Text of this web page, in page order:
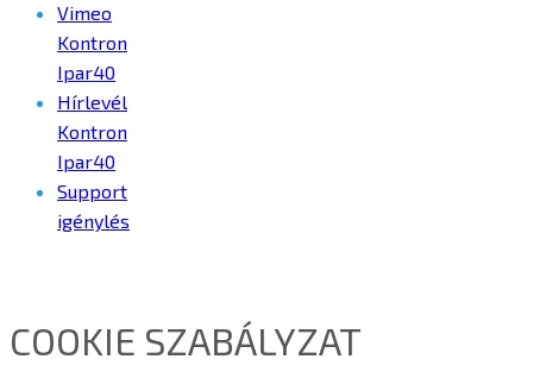
Vimeo
Kontron
Ipar40
Hírlevél
Kontron
Ipar40
Support
igénylés
COOKIE SZABÁLYZAT